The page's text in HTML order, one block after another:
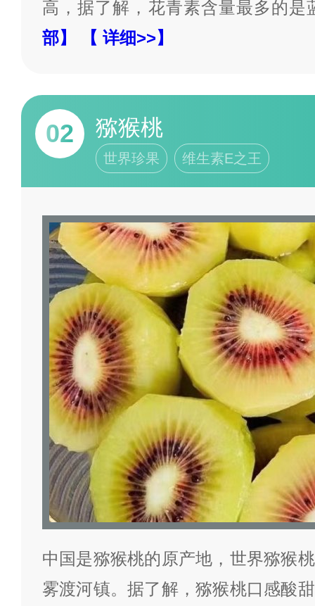
高，据了解，花青素含量最多的是
部】
【 详细>>】
02 猕猴桃
世界珍果 维生素E之王
中国是猕猴桃的原产地，世界猕猴
雾渡河镇。据了解，猕猴桃口感酸